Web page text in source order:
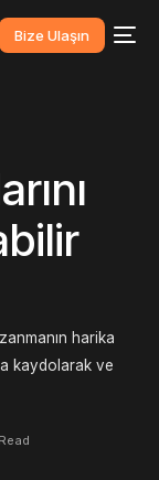
Bize Ulaşın
harika
kaydolarak ve